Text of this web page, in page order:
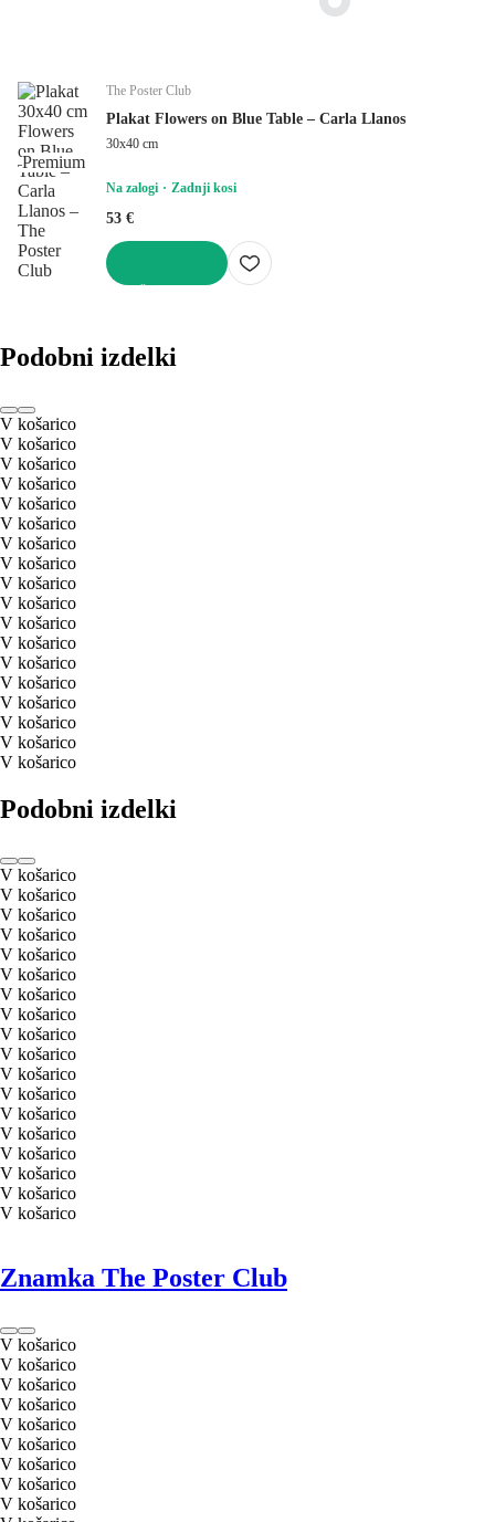
Premium
The Poster Club
Plakat Flowers on Blue Table – Carla Llanos
30x40 cm
Na zalogi Zadnji kosi
53 €
Podobni izdelki
V košarico
V košarico
V košarico
V košarico
V košarico
V košarico
V košarico
V košarico
V košarico
V košarico
V košarico
V košarico
V košarico
V košarico
V košarico
V košarico
V košarico
V košarico
Podobni izdelki
V košarico
V košarico
V košarico
V košarico
V košarico
V košarico
V košarico
V košarico
V košarico
V košarico
V košarico
V košarico
V košarico
V košarico
V košarico
V košarico
V košarico
V košarico
Znamka The Poster Club
V košarico
V košarico
V košarico
V košarico
V košarico
V košarico
V košarico
V košarico
V košarico